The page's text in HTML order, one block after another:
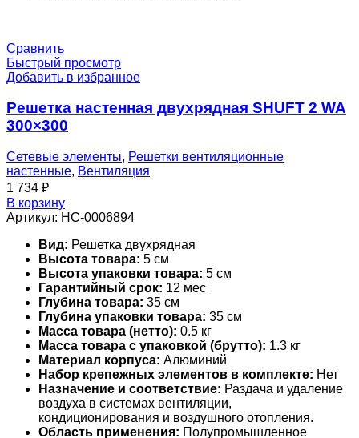
Сравнить
Быстрый просмотр
Добавить в избранное
Решетка настенная двухрядная SHUFT 2 WA
300×300
Сетевые элементы, Решетки вентиляционные
настенные, Вентиляция
1 734 ₽
В корзину
Артикул: НС-0006894
Вид: Решетка двухрядная
Высота товара: 5 см
Высота упаковки товара: 5 см
Гарантийный срок: 12 мес
Глубина товара: 35 см
Глубина упаковки товара: 35 см
Масса товара (нетто): 0.5 кг
Масса товара с упаковкой (брутто): 1.3 кг
Материал корпуса: Алюминий
Набор крепежных элементов в комплекте: Нет
Назначение и соответствие: Раздача и удаление
воздуха в системах вентиляции,
кондиционирования и воздушного отопления.
Область применения: Полупромышленное